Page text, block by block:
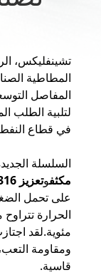
أخبار
اطلب
اقتباس
خريطة
الموقع
تشينفليكس،
المطاطية
المفاصل
لتلبية الطلب
في قطاع النفط
السلسلة
مكثفوتعزيز SS316 متعدد الطبقات
مئوية.لقد
ومقاومة
قاسية.